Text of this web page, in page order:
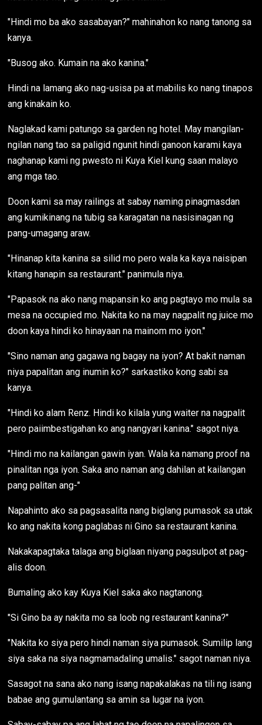
"Hindi mo ba ako sasabayan?" mahinahon ko nang tanong sa
kanya.
"Busog ako. Kumain na ako kanina."
Hindi na lamang ako nag-usisa pa at mabilis ko nang tinapos
ang kinakain ko.
Naglakad kami patungo sa garden ng hotel. May mangilan-
ngilan nang tao sa paligid ngunit hindi ganoon karami kaya
naghanap kami ng pwesto ni Kuya Kiel kung saan malayo
ang mga tao.
Doon kami sa may railings at sabay naming pinagmasdan
ang kumikinang na tubig sa karagatan na nasisinagan ng
pang-umagang araw.
"Hinanap kita kanina sa silid mo pero wala ka kaya naisipan
kitang hanapin sa restaurant." panimula niya.
"Papasok na ako nang mapansin ko ang pagtayo mo mula sa
mesa na occupied mo. Nakita ko na may nagpalit ng juice mo
doon kaya hindi ko hinayaan na mainom mo iyon."
"Sino naman ang gagawa ng bagay na iyon? At bakit naman
niya papalitan ang inumin ko?" sarkastiko kong sabi sa
kanya.
"Hindi ko alam Renz. Hindi ko kilala yung waiter na nagpalit
pero paiimbestigahan ko ang nangyari kanina." sagot niya.
"Hindi mo na kailangan gawin iyan. Wala ka namang proof na
pinalitan nga iyon. Saka ano naman ang dahilan at kailangan
pang palitan ang-"
Napahinto ako sa pagsasalita nang biglang pumasok sa utak
ko ang nakita kong paglabas ni Gino sa restaurant kanina.
Nakakapagtaka talaga ang biglaan niyang pagsulpot at pag-
alis doon.
Bumaling ako kay Kuya Kiel saka ako nagtanong.
"Si Gino ba ay nakita mo sa loob ng restaurant kanina?"
"Nakita ko siya pero hindi naman siya pumasok. Sumilip lang
siya saka na siya nagmamadaling umalis." sagot naman niya.
Sasagot na sana ako nang isang napakalakas na tili ng isang
babae ang gumulantang sa amin sa lugar na iyon.